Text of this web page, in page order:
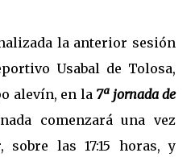
la anterior sesión
Usabal de Tolosa,
alevín, en la 7ª jornada de
comenzará una vez
las 17:15 horas, y